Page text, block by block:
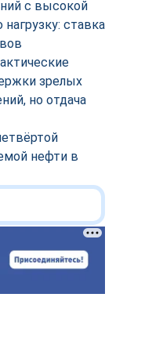
с высокой
ставка
зрелых
но отдача
нефти в